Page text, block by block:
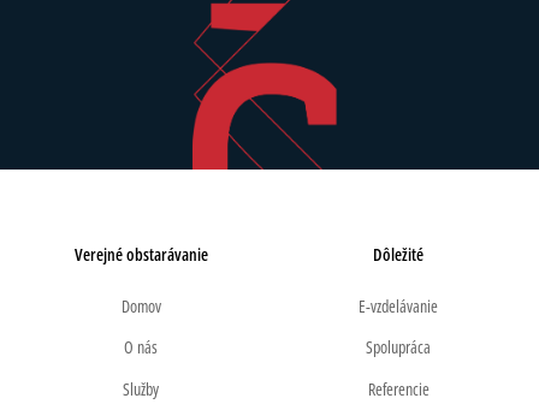
Verejné obstarávanie
Domov
O nás
Služby
Dôležité
E-vzdelávanie
Spolupráca
Referencie